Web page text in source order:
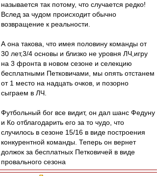
называется так потому, что случается редко!
Вслед за чудом происходит обычно
возвращение к реальности.
А она такова, что имея половину команды от
30 лет,3/4 основы и близко не уровня ЛЧ,игру
на 3 фронта в новом сезоне и селекцию
бесплатными Петковичами, мы опять отстанем
от 1 место на надцать очков, и позорно
сыграем в ЛЧ.
Футбольный бог все видит, он дал шанс Федуну
и Ко отблагодарить его за то чудо, что
случилось в сезоне 15/16 в виде построения
конкурентной команды. Теперь он вернет
должок за бесплатных Петковичей в виде
провального сезона